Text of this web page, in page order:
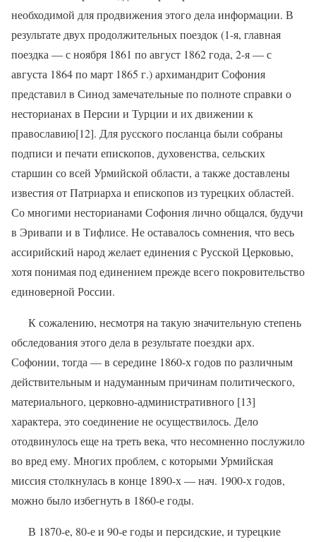
необходимой для продвижения этого дела информации. В
результате двух продолжительных поездок (1-я, главная
поездка — с ноября 1861 по август 1862 года, 2-я — с
августа 1864 по март 1865 г.) архимандрит Софония
представил в Синод замечательные по полноте справки о
несторианах в Персии и Турции и их движении к
православию[12]. Для русского посланца были собраны
подписи и печати епископов, духовенства, сельских
старшин со всей Урмийской области, а также доставлены
известия от Патриарха и епископов из турецких областей.
Со многими несторианами Софония лично общался, будучи
в Эривапи и в Тифлисе. Не оставалось сомнения, что весь
ассирийский народ желает единения с Русской Церковью,
хотя понимая под единением прежде всего покровительство
единоверной России.
К сожалению, несмотря на такую значительную степень
обследования этого дела в результате поездки арх.
Софонии, тогда — в середине 1860-х годов по различным
действительным и надуманным причинам политического,
материального, церковно-административного [13]
характера, это соединение не осуществилось. Дело
отодвинулось еще на треть века, что несомненно послужило
во вред ему. Многих проблем, с которыми Урмийская
миссия столкнулась в конце 1890-х — нач. 1900-х годов,
можно было избегнуть в 1860-е годы.
В 1870-е, 80-е и 90-е годы и персидские, и турецкие